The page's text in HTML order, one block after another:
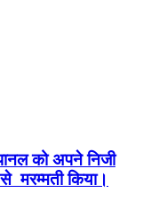
को अपने निजी
मरम्मती किया।